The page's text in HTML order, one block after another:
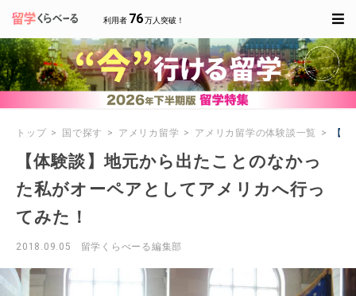
利用者 76万人突破！
トップ 国で探す アメリカ留学 アメリカ留学の体験談一覧 【
【体験談】地元から出たことのなかっ
た私がオーペアとしてアメリカへ行っ
てみた！
2018.09.05 留学くらべーる編集部